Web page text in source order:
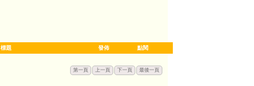
標題 發佈 點閱
第一頁 上一頁 下一頁 最後一頁